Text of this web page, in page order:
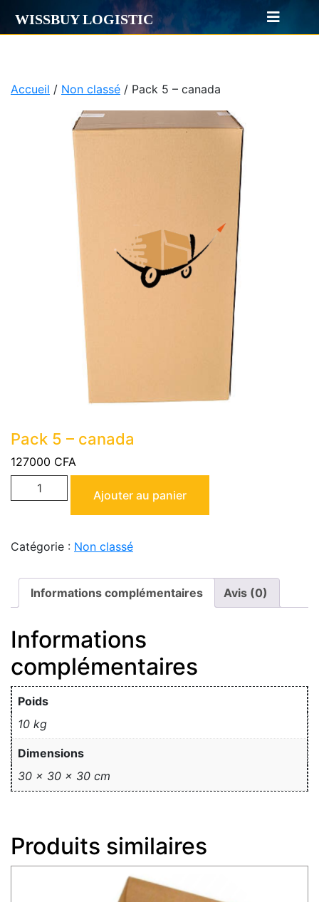
WISSBUY LOGISTIC
Accueil / Non classé / Pack 5 – canada
Pack 5 – canada
127000 CFA
Ajouter au panier
Catégorie : Non classé
Informations complémentaires Avis (0)
Informations
complémentaires
Poids
10 kg
Dimensions
30 × 30 × 30 cm
Produits similaires